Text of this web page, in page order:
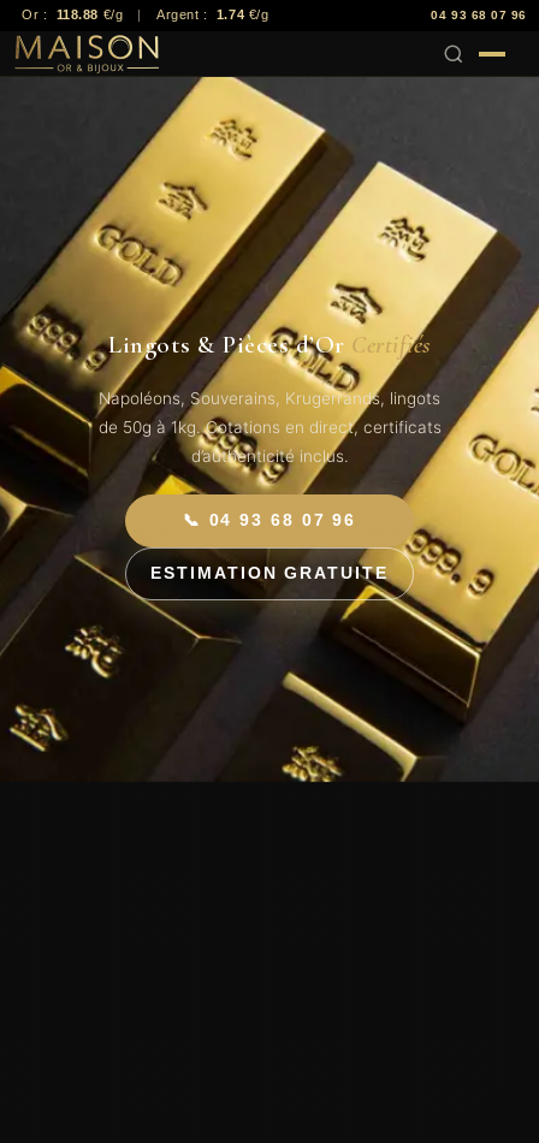
Or : 118.88 €/g | Argent : 1.74 €/g 04 93 68 07 96
Lingots & Pièces d’Or Certifiés
Napoléons, Souverains, Krugerrands, lingots
de 50g à 1kg. Cotations en direct, certificats
d’authenticité inclus.
📞 04 93 68 07 96
ESTIMATION GRATUITE